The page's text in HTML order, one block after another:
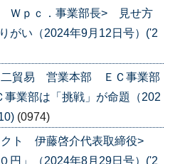
ｐｃ．事業部長> 見せ方
がい（2024年9月12日号）('2
二貿易 営業本部 ＥＣ事業部
業部は「挑戦」が命題（202
(0974)
クト 伊藤啓介代表取締役>
円」（2024年8月29日号）('2